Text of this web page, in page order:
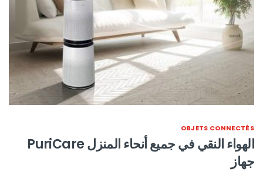
OBJETS CONNECTÉS
الهواء النقي في جميع أنحاء المنزل PuriCare
جهاز ‎‎